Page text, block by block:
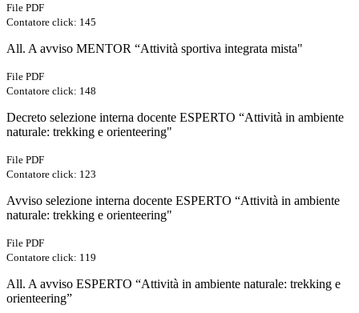
File PDF
Contatore click: 145
All. A avviso MENTOR “Attività sportiva integrata mista"
File PDF
Contatore click: 148
Decreto selezione interna docente ESPERTO “Attività in ambiente
naturale: trekking e orienteering"
File PDF
Contatore click: 123
Avviso selezione interna docente ESPERTO “Attività in ambiente
naturale: trekking e orienteering"
File PDF
Contatore click: 119
All. A avviso ESPERTO “Attività in ambiente naturale: trekking e
orienteering”